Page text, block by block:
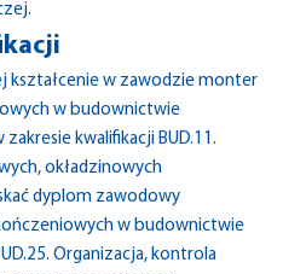
kształcenie w zawodzie monter
w budownictwie
kwalifikacji BUD.11.
okładzinowych
dyplom zawodowy
w budownictwie
Organizacja, kontrola